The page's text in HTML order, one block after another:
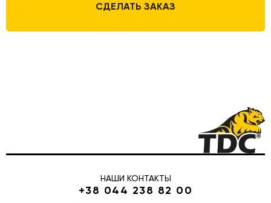
СДЕЛАТЬ ЗАКАЗ
НАШИ КОНТАКТЫ
+38 044 238 82 00